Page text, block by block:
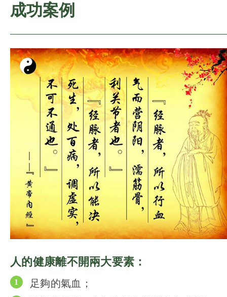
成功案例
人的健康離不開兩大要素：
足夠的氣血；